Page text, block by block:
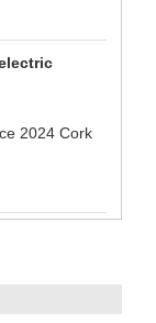
2024 Cork